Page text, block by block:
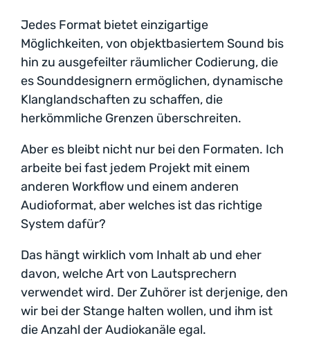
Jedes Format bietet einzigartige
Möglichkeiten, von objektbasiertem Sound bis
hin zu ausgefeilter räumlicher Codierung, die
es Sounddesignern ermöglichen, dynamische
Klanglandschaften zu schaffen, die
herkömmliche Grenzen überschreiten.
Aber es bleibt nicht nur bei den Formaten. Ich
arbeite bei fast jedem Projekt mit einem
anderen Workflow und einem anderen
Audioformat, aber welches ist das richtige
System dafür?
Das hängt wirklich vom Inhalt ab und eher
davon, welche Art von Lautsprechern
verwendet wird. Der Zuhörer ist derjenige, den
wir bei der Stange halten wollen, und ihm ist
die Anzahl der Audiokanäle egal.